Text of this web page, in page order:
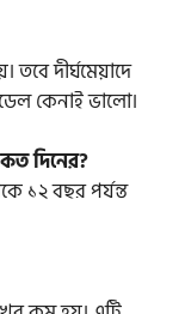
দীর্ঘমেয়াদে
কেনাই ভালো।
দিনের?
১২ বছর পর্যন্ত